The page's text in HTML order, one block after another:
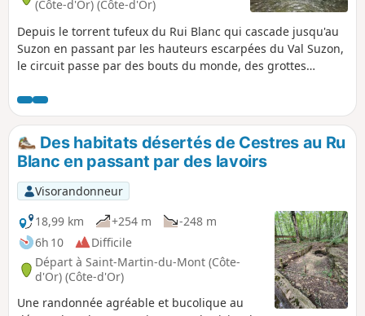
(Côte-d'Or) (Côte-d'Or)
Depuis le torrent tufeux du Rui Blanc qui cascade jusqu'au
Suzon en passant par les hauteurs escarpées du Val Suzon,
le circuit passe par des bouts du monde, des grottes
avant de découvrir un aven, curiosité géologique unique
dans cette région.
Des habitats désertés de Cestres au Ru
Blanc en passant par des lavoirs
Visorandonneur
18,99 km
+254 m
-248 m
6h 10
Difficile
Départ à Saint-Martin-du-Mont (Côte-
d'Or) (Côte-d'Or)
Une randonnée agréable et bucolique au